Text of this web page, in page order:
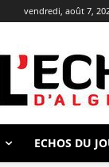
vendredi, août 7,
ECHOS DU